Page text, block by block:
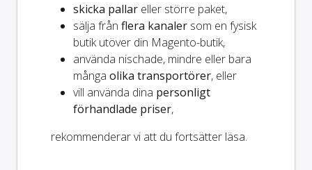
skicka pallar eller större paket,
sälja från flera kanaler som en fysisk
butik utöver din Magento-butik,
använda nischade, mindre eller bara
många olika transportörer, eller
vill använda dina personligt
förhandlade priser,
rekommenderar vi att du fortsätter läsa.